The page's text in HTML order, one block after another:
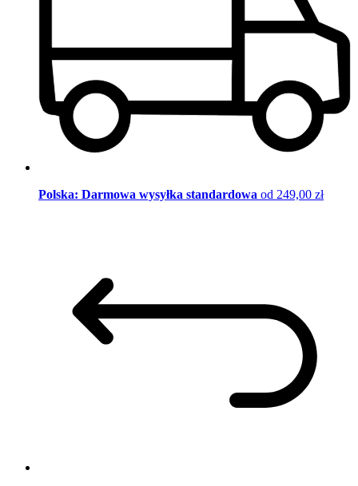
Polska: Darmowa wysyłka standardowa od 249,00 zł